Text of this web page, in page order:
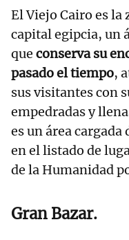
El Viejo Cairo es la
capital egipcia, un
que conserva su
pasado el tiempo,
sus visitantes con
empedradas y
es un área
en el listado de
de la Humanidad
Gran Bazar.